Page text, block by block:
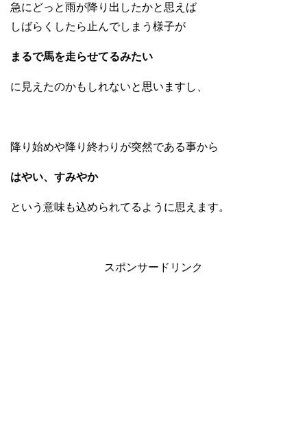
急にどっと雨が降り出したかと思えば
しばらくしたら止んでしまう様子が
まるで馬を走らせてるみたい
に見えたのかもしれないと思いますし、
降り始めや降り終わりが突然である事から
はやい、すみやか
という意味も込められてるように思えます。
スポンサードリンク